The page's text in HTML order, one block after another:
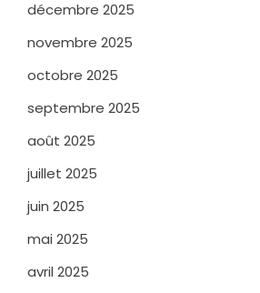
décembre 2025
novembre 2025
octobre 2025
septembre 2025
août 2025
juillet 2025
juin 2025
mai 2025
avril 2025